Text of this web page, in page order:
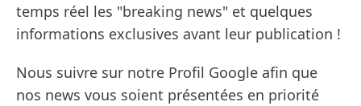
temps réel les "breaking news" et quelques
informations exclusives avant leur publication !
Nous suivre sur notre Profil Google afin que
nos news vous soient présentées en priorité